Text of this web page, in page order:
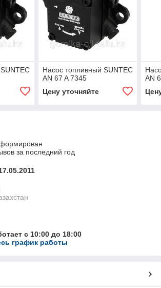
Насос топливный SUNTEC
AN 67 A 7345
Цену уточняйте
AN
за последний год
с 10:00 до 18:00
график работы